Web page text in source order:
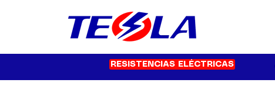
RESISTENCIAS ELÉCTRICAS